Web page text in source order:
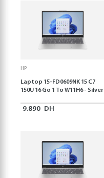
HP
Laptop 15-FD0609NK 15 C7
150U 16 Go 1 To W11H6 - Silver
9.890 DH